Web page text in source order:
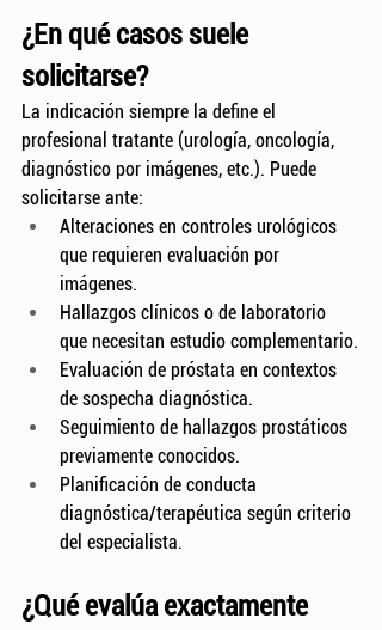
¿En qué casos suele
solicitarse?
La indicación siempre la define el
profesional tratante (urología, oncología,
diagnóstico por imágenes, etc.). Puede
solicitarse ante:
Alteraciones en controles urológicos
que requieren evaluación por
imágenes.
Hallazgos clínicos o de laboratorio
que necesitan estudio complementario.
Evaluación de próstata en contextos
de sospecha diagnóstica.
Seguimiento de hallazgos prostáticos
previamente conocidos.
Planificación de conducta
diagnóstica/terapéutica según criterio
del especialista.
¿Qué evalúa exactamente